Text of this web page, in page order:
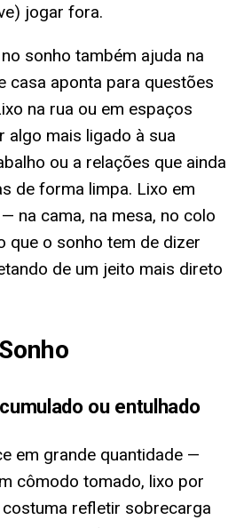
jogar fora.
sonho também ajuda na
casa aponta para questões
na rua ou em espaços
algo mais ligado à sua
ou a relações que ainda
de forma limpa. Lixo em
na cama, na mesa, no colo
que o sonho tem de dizer
de um jeito mais direto
ou entulhado
em grande quantidade —
cômodo tomado, lixo por
refletir sobrecarga